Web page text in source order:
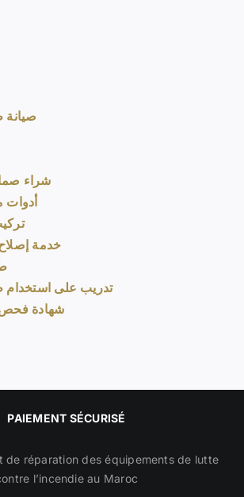
صيانة
شراء
أدوات
تركيب طفاية حريق
خدمة
تدريب على استخدام
شهادة فحص
PAIEMENT SÉCURISÉ
de réparation des équipements de lutte
l’incendie au Maroc